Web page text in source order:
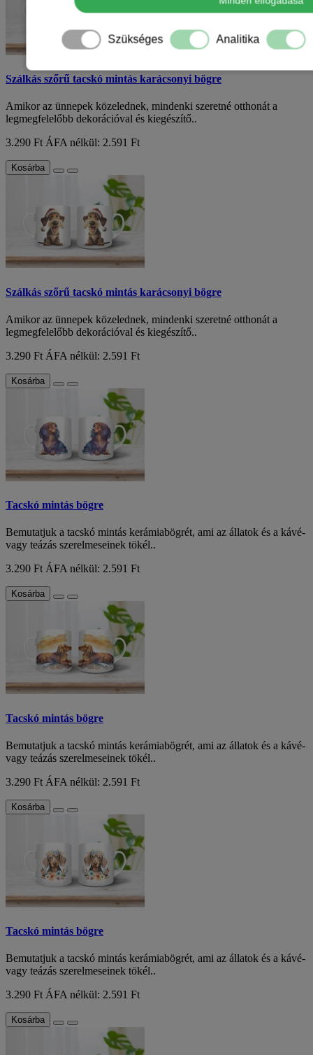
Szálkás szőrű tacskó mintás karácsonyi bögre
Amikor az ünnepek közelednek, mindenki szeretné otthonát a
legmegfelelőbb dekorációval és kiegészítő..
3.290 Ft ÁFA nélkül: 2.591 Ft
Kosárba
Szálkás szőrű tacskó mintás karácsonyi bögre
Amikor az ünnepek közelednek, mindenki szeretné otthonát a
legmegfelelőbb dekorációval és kiegészítő..
3.290 Ft ÁFA nélkül: 2.591 Ft
Kosárba
Tacskó mintás bögre
Bemutatjuk a tacskó mintás kerámiabögrét, ami az állatok és a kávé-
vagy teázás szerelmeseinek tökél..
3.290 Ft ÁFA nélkül: 2.591 Ft
Kosárba
Tacskó mintás bögre
Bemutatjuk a tacskó mintás kerámiabögrét, ami az állatok és a kávé-
vagy teázás szerelmeseinek tökél..
3.290 Ft ÁFA nélkül: 2.591 Ft
Kosárba
Tacskó mintás bögre
Bemutatjuk a tacskó mintás kerámiabögrét, ami az állatok és a kávé-
vagy teázás szerelmeseinek tökél..
3.290 Ft ÁFA nélkül: 2.591 Ft
Kosárba
Szükséges Analitika